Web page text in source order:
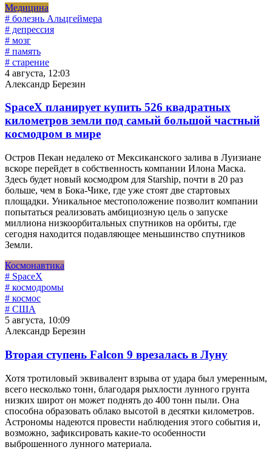
Медицина
# болезнь Альцгеймера
# депрессия
# мозг
# память
# старение
4 августа, 12:03
Александр Березин
SpaceX планирует купить 526 квадратных
километров земли под самый большой частный
космодром в мире
Остров Пекан недалеко от Мексиканского залива в Луизиане
вскоре перейдет в собственность компании Илона Маска.
Здесь будет новый космодром для Starship, почти в 20 раз
больше, чем в Бока-Чике, где уже стоят две стартовых
площадки. Уникальное местоположение позволит компании
попытаться реализовать амбициозную цель о запуске
миллиона низкоорбитальных спутников на орбиты, где
сегодня находится подавляющее меньшинство спутников
Земли.
Космонавтика
# SpaceX
# космодромы
# космос
# США
5 августа, 10:09
Александр Березин
Вторая ступень Falcon 9 врезалась в Луну
Хотя тротиловый эквивалент взрыва от удара был умеренным,
всего несколько тонн, благодаря рыхлости лунного грунта
низких широт он может поднять до 400 тонн пыли. Она
способна образовать облако высотой в десятки километров.
Астрономы надеются провести наблюдения этого события и,
возможно, зафиксировать какие-то особенности
выброшенного лунного материала.